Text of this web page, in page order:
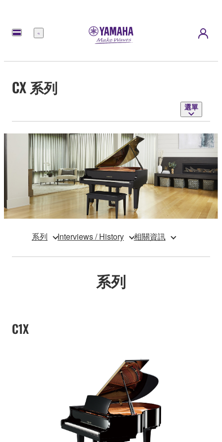
選
CX 系列
選單
系列 Interviews / History 相關資訊
系列
C1X